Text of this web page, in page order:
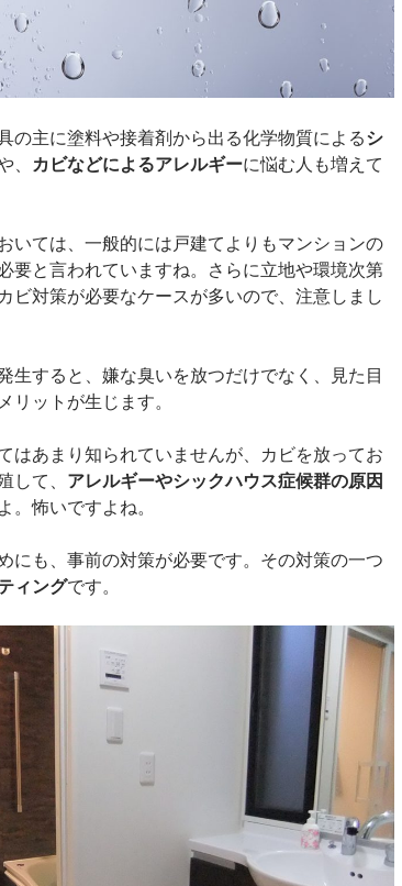
の主に塗料や接着剤から出る化学物質によるシ
、 カビなどによるアレルギーに悩む人も増えて
いては、一般的には戸建てよりもマンションの
要と言われていますね。さらに立地や環境次第
ビ対策が必要なケースが多いので、注意しまし
生すると、嫌な臭いを放つだけでなく、見た目
リットが生じます。
はあまり知られていませんが、カビを放ってお
して、 アレルギーやシックハウス症候群の原因
。怖いですよね。
にも、事前の対策が必要です。その対策の一つ
ィングです。